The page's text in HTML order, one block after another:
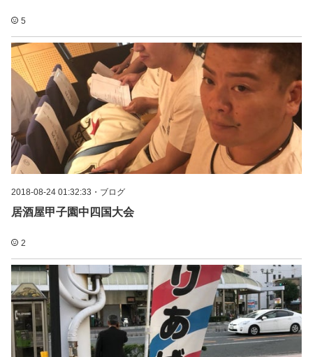
5
2018-08-24 01:32:33 ・ ブログ
居酒屋甲子園中四国大会
2